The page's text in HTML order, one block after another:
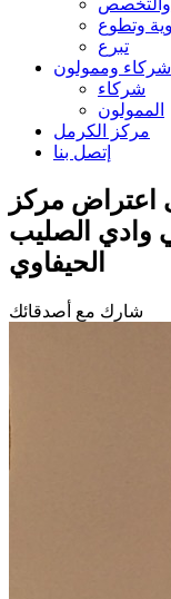
والتخصص
وتطوع
تبرع
شركاء وممولون
شركاء
الممولون
مركز الكرمل
إتصل بنا
اعتراض مركز
الصليب
الحيفاوي
شارك مع أصدقائك